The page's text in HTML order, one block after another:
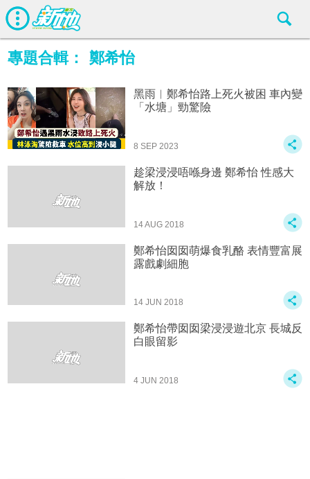
專題合輯： 鄭希怡
黑雨︱鄭希怡路上死火被困 車內變
「水塘」勁驚險
8 SEP 2023
趁梁浸浸唔喺身邊 鄭希怡 性感大
解放！
14 AUG 2018
鄭希怡囡囡萌爆食乳酪 表情豐富展
露戲劇細胞
14 JUN 2018
鄭希怡帶囡囡梁浸浸遊北京 長城反
白眼留影
4 JUN 2018